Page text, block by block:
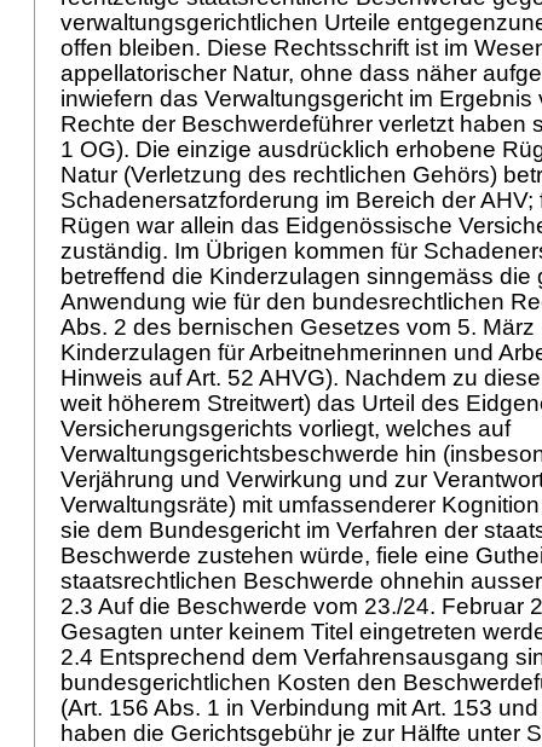
verwaltungsgerichtlichen Urteile
offen bleiben. Diese Rechtsschrift ist im
appellatorischer Natur, ohne dass näher
inwiefern das Verwaltungsgericht im
Rechte der Beschwerdeführer verletzt haben
1 OG). Die einzige ausdrücklich erhobene
Natur (Verletzung des rechtlichen Gehörs)
Schadenersatzforderung im Bereich der
Rügen war allein das Eidgenössische
zuständig. Im Übrigen kommen für
betreffend die Kinderzulagen sinngemäss die
Anwendung wie für den bundesrechtlichen
Abs. 2 des bernischen Gesetzes vom 5.
Kinderzulagen für Arbeitnehmerinnen und
Hinweis aufArt. 52 AHVG). Nachdem zu
weit höherem Streitwert) das Urteil des
Versicherungsgerichts vorliegt, welches auf
Verwaltungsgerichtsbeschwerde hin
Verjährung und Verwirkung und zur
Verwaltungsräte) mit umfassenderer
sie dem Bundesgericht im Verfahren der
Beschwerde zustehen würde, fiele eine
staatsrechtlichen Beschwerde ohnehin
2.3 Auf die Beschwerde vom 23./24. Februar
Gesagten unter keinem Titel eingetreten
2.4 Entsprechend dem Verfahrensausgang
bundesgerichtlichen Kosten den
(Art. 156 Abs. 1 in Verbindung mitArt. 153
haben die Gerichtsgebühr je zur Hälfte unter